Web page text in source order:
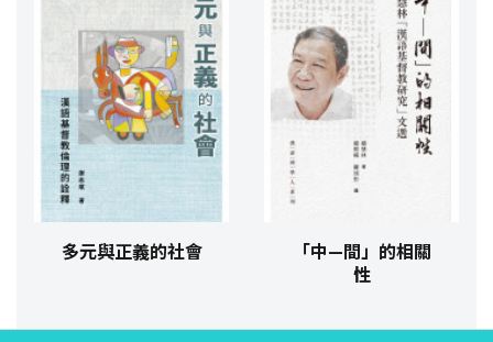
多元與正義的社會
「中—間」的相關
性